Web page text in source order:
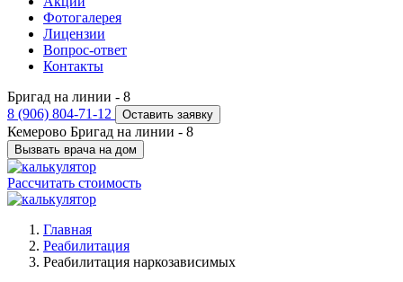
Фотогалерея
Лицензии
Вопрос-ответ
Контакты
Бригад на линии - 8
8 (906) 804-71-12
Оставить заявку
Кемерово Бригад на линии - 8
Вызвать врача на дом
Рассчитать стоимость
Главная
Реабилитация
Реабилитация наркозависимых